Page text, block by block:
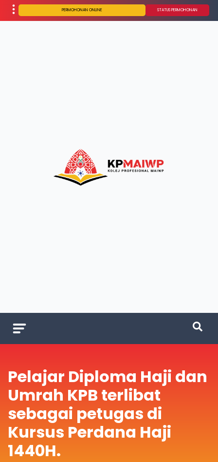
PERMOHONAN ONLINE STATUS PERMOHONAN
Pelajar Diploma Haji dan
Umrah KPB terlibat
sebagai petugas di
Kursus Perdana Haji
1440H.